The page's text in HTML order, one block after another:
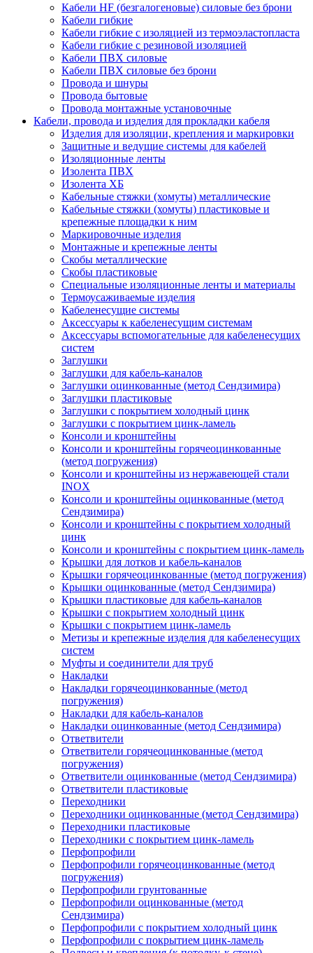
Кабели HF (безгалогеновые) силовые без брони
Кабели гибкие
Кабели гибкие с изоляцией из термоэластопласта
Кабели гибкие с резиновой изоляцией
Кабели ПВХ силовые
Кабели ПВХ силовые без брони
Провода и шнуры
Провода бытовые
Провода монтажные установочные
Кабели, провода и изделия для прокладки кабеля
Изделия для изоляции, крепления и маркировки
Защитные и ведущие системы для кабелей
Изоляционные ленты
Изолента ПВХ
Изолента ХБ
Кабельные стяжки (хомуты) металлические
Кабельные стяжки (хомуты) пластиковые и
крепежные площадки к ним
Маркировочные изделия
Монтажные и крепежные ленты
Скобы металлические
Скобы пластиковые
Специальные изоляционные ленты и материалы
Термоусаживаемые изделия
Кабеленесущие системы
Аксессуары к кабеленесущим системам
Аксессуары вспомогательные для кабеленесущих
систем
Заглушки
Заглушки для кабель-каналов
Заглушки оцинкованные (метод Сендзимира)
Заглушки пластиковые
Заглушки с покрытием холодный цинк
Заглушки с покрытием цинк-ламель
Консоли и кронштейны
Консоли и кронштейны горячеоцинкованные
(метод погружения)
Консоли и кронштейны из нержавеющей стали
INOX
Консоли и кронштейны оцинкованные (метод
Сендзимира)
Консоли и кронштейны с покрытием холодный
цинк
Консоли и кронштейны с покрытием цинк-ламель
Крышки для лотков и кабель-каналов
Крышки горячеоцинкованные (метод погружения)
Крышки оцинкованные (метод Сендзимира)
Крышки пластиковые для кабель-каналов
Крышки с покрытием холодный цинк
Крышки с покрытием цинк-ламель
Метизы и крепежные изделия для кабеленесущих
систем
Муфты и соединители для труб
Накладки
Накладки горячеоцинкованные (метод
погружения)
Накладки для кабель-каналов
Накладки оцинкованные (метод Сендзимира)
Ответвители
Ответвители горячеоцинкованные (метод
погружения)
Ответвители оцинкованные (метод Сендзимира)
Ответвители пластиковые
Переходники
Переходники оцинкованные (метод Сендзимира)
Переходники пластиковые
Переходники с покрытием цинк-ламель
Перфопрофили
Перфопрофили горячеоцинкованные (метод
погружения)
Перфопрофили грунтованные
Перфопрофили оцинкованные (метод
Сендзимира)
Перфопрофили с покрытием холодный цинк
Перфопрофили с покрытием цинк-ламель